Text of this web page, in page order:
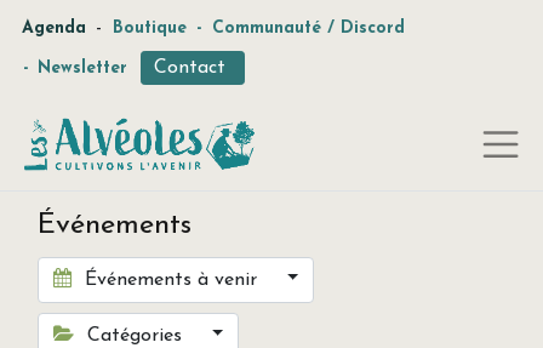
Agenda - Boutique - Communauté / Discord
- Newsletter Contact
Événements
Événements à venir
Catégories